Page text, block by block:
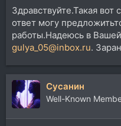
Здравствуйте.Такая
ответ могу
работы.Надеюсь в
gulya_05@inbox.ru.
Сусанин
Well-Known